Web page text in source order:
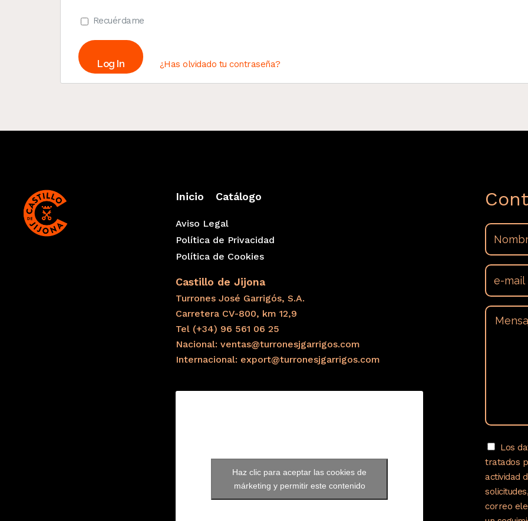
Recuérdame
¿Has olvidado tu contraseña?
Inicio Catálogo
Aviso Legal
Política de Privacidad
Política de Cookies
Castillo de Jijona
Turrones José Garrigós, S.A.
Carretera CV-800, km 12,9
Tel (+34) 96 561 06 25
Nacional: ventas@turronesjgarrigos.com
Internacional: export@turronesjgarrigos.com
Haz clic para aceptar las cookies de
márketing y permitir este contenido
Los
tratados
actividad
correo